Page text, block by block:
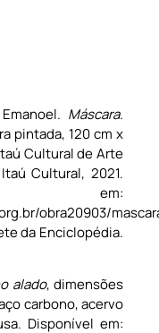
Máscara.
pintada, 120 cm x
Cultural de Arte
Cultural, 2021.
em:
obra20903/
da Enciclopédia.
alado, dimensões
carbono, acervo
Disponível em: